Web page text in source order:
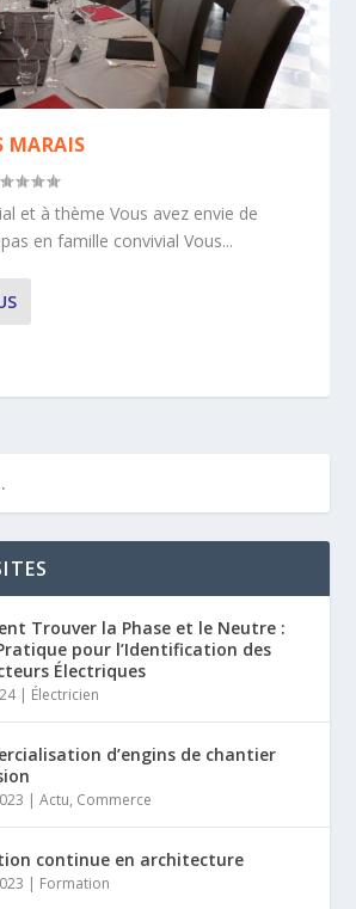
MARAIS
et à thème Vous avez envie de
en famille convivial Vous...
Trouver la Phase et le Neutre :
pour l’Identification des
Électriques
| Électricien
d’engins de chantier
|Actu, Commerce
continue en architecture
| Formation